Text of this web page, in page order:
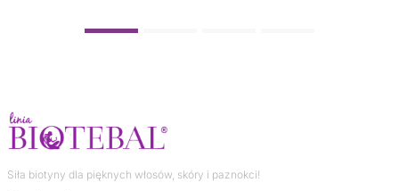
Siła biotyny dla pięknych włosów, skóry i paznokci!